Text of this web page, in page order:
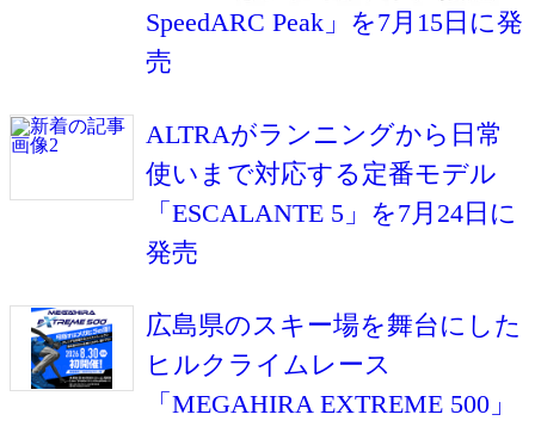
SpeedARC Peak」を7月15日に発
売
ALTRAがランニングから日常
使いまで対応する定番モデル
「ESCALANTE 5」を7月24日に
発売
広島県のスキー場を舞台にした
ヒルクライムレース
「MEGAHIRA EXTREME 500」